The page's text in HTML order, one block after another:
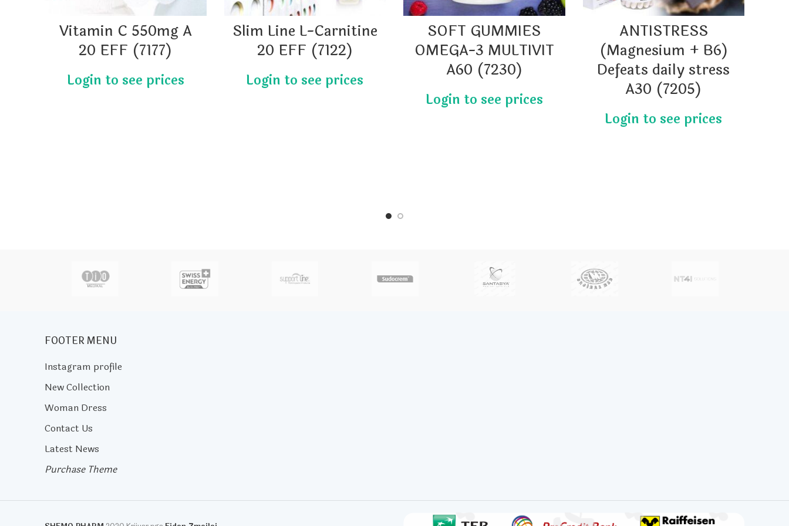
Vitamin C 550mg A
20 EFF (7177)
Slim Line L-Carnitine
20 EFF (7122)
SOFT GUMMIES
OMEGA-3 MULTIVIT
A60 (7230)
ANTISTRESS
(Magnesium + B6)
Defeats daily stress
A30 (7205)
FOOTER MENU
Instagram profile
New Collection
Woman Dress
Contact Us
Latest News
Purchase Theme